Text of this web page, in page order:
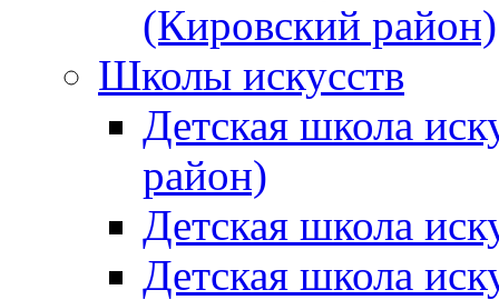
(Кировский район)
Школы искусств
Детская школа
район)
Детская школа
Детская школа